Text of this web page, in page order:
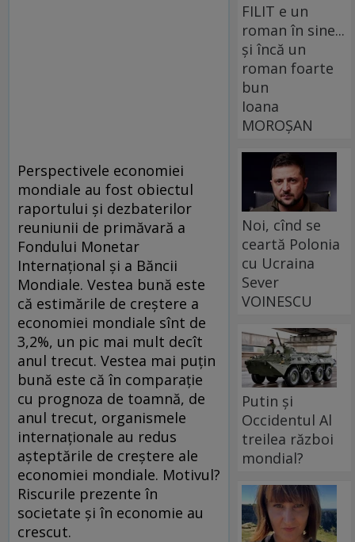
Perspectivele economiei
mondiale au fost obiectul
raportului şi dezbaterilor
reuniunii de primăvară a
Fondului Monetar
Internaţional şi a Băncii
Mondiale. Vestea bună este
că estimările de creştere a
economiei mondiale sînt de
3,2%, un pic mai mult decît
anul trecut. Vestea mai puţin
bună este că în comparaţie
cu prognoza de toamnă, de
anul trecut, organismele
internaţionale au redus
aşteptările de creştere ale
economiei mondiale. Motivul?
Riscurile prezente în
societate şi în economie au
crescut.
FILIT e un
roman în sine...
și încă un
roman foarte
bun
Ioana
MOROȘAN
Noi, cînd se
ceartă Polonia
cu Ucraina
Sever
VOINESCU
Putin și
Occidentul Al
treilea război
mondial?